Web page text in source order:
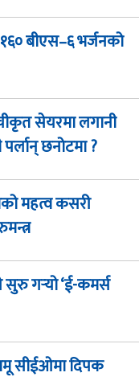
बीएस–६ भर्जनको
सेयरमा लगानी
छनोटमा ?
महत्व कसरी
गर्‍यो ‘ई-कमर्स
सीईओमा दिपक